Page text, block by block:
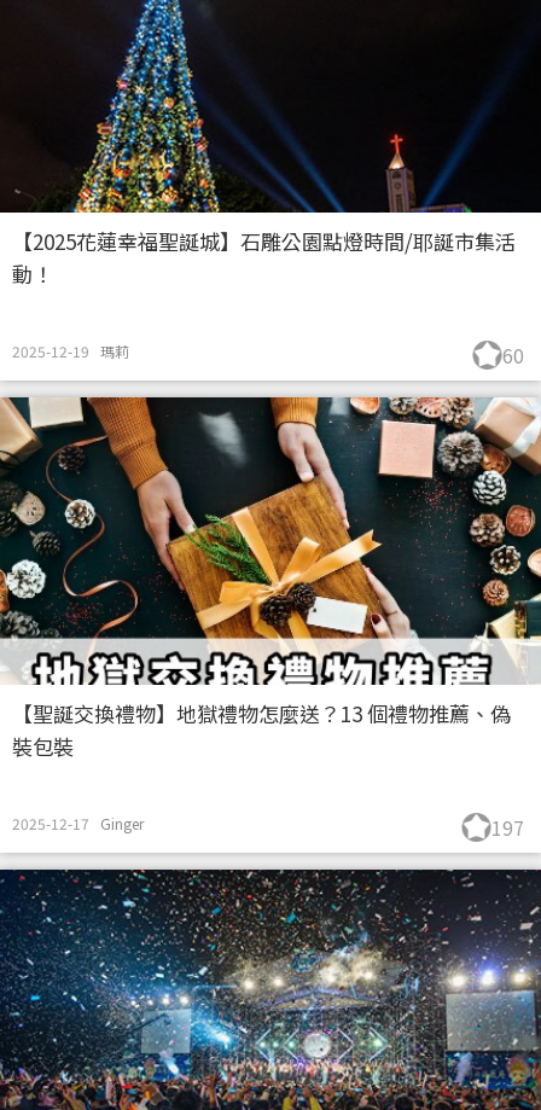
【2025花蓮幸福聖誕城】石雕公園點燈時間/耶誕市集活
動！
2025-12-19 瑪莉 60
【聖誕交換禮物】地獄禮物怎麼送？13 個禮物推薦、偽
裝包裝
2025-12-17 Ginger 197